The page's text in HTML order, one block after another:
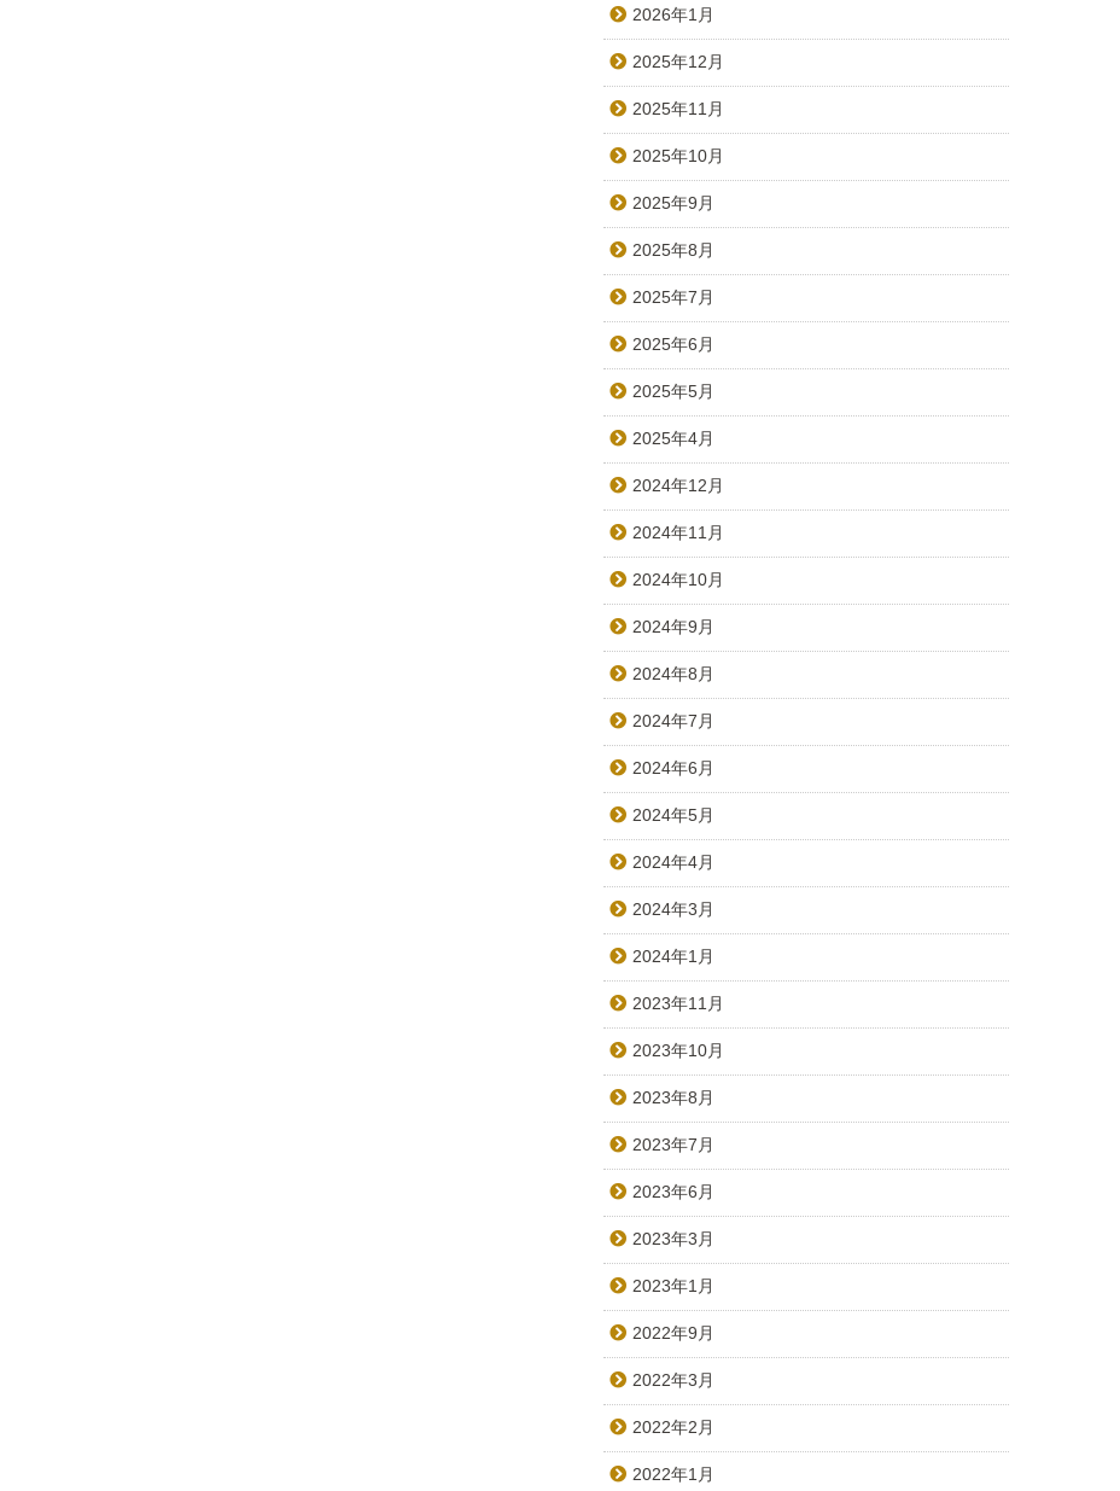
2026年1月
2025年12月
2025年11月
2025年10月
2025年9月
2025年8月
2025年7月
2025年6月
2025年5月
2025年4月
2024年12月
2024年11月
2024年10月
2024年9月
2024年8月
2024年7月
2024年6月
2024年5月
2024年4月
2024年3月
2024年1月
2023年11月
2023年10月
2023年8月
2023年7月
2023年6月
2023年3月
2023年1月
2022年9月
2022年3月
2022年2月
2022年1月